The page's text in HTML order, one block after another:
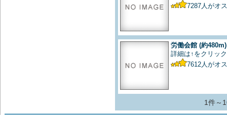
7287 人がオ
労働会館 (約480m)
詳細は↑をクリック
7612 人がオ
1件～